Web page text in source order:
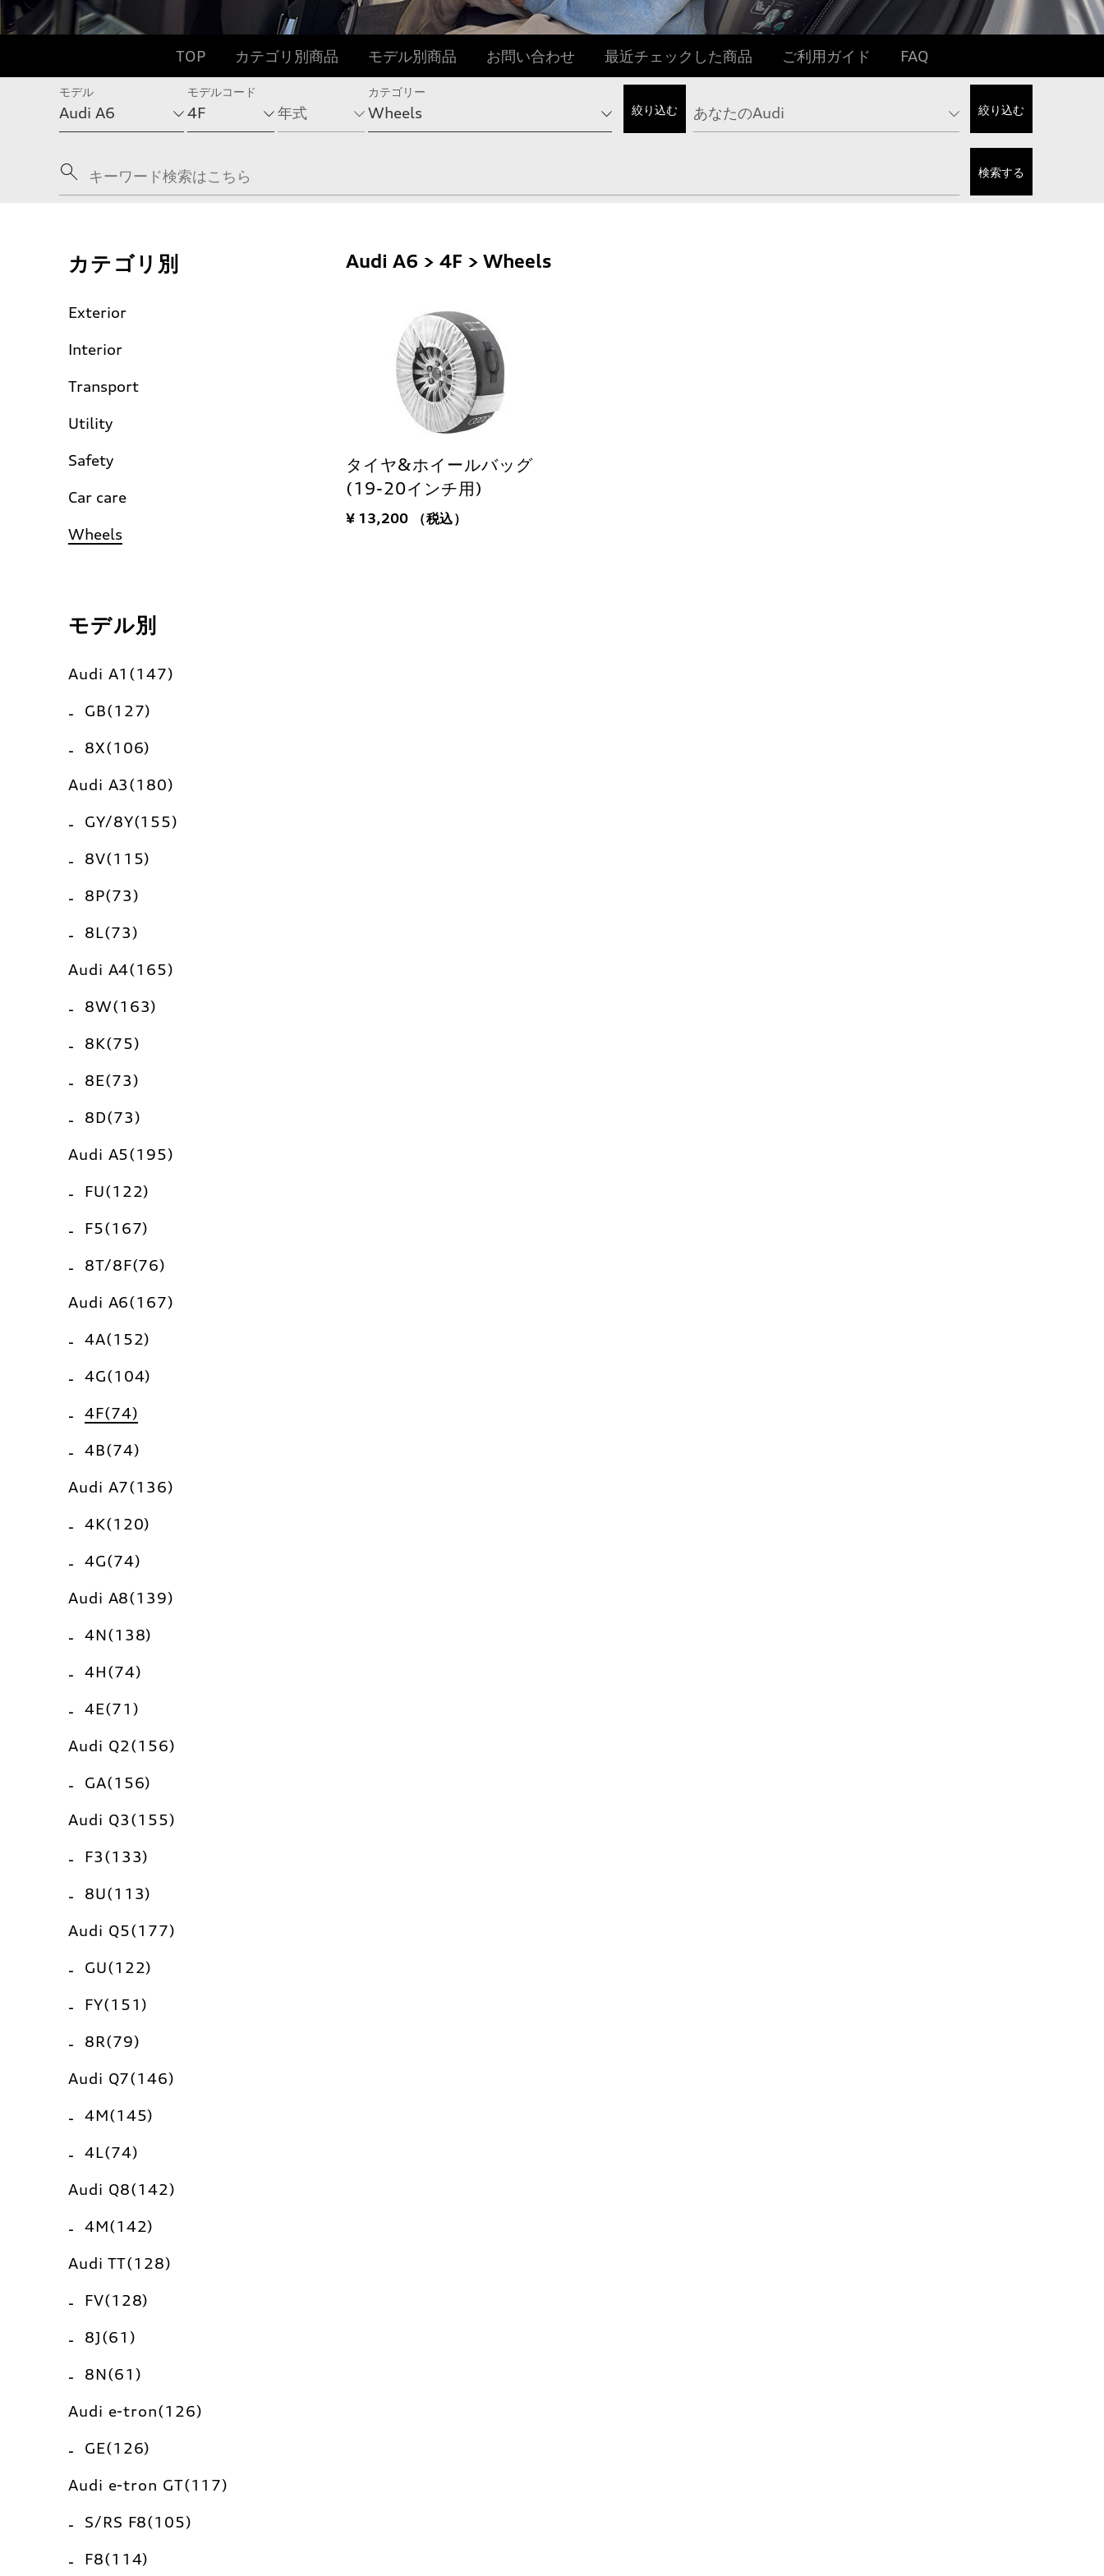
TOP カテゴリ別商品 モデル別商品 お問い合わせ 最近チェックした商品 ご利用ガイド FAQ
モデル モデルコード カテゴリー
カテゴリ別
Exterior
Interior
Transport
Utility
Safety
Car care
Wheels
モデル別
Audi A1(147)
GB(127)
8X(106)
Audi A3(180)
GY/8Y(155)
8V(115)
8P(73)
8L(73)
Audi A4(165)
8W(163)
8K(75)
8E(73)
8D(73)
Audi A5(195)
FU(122)
F5(167)
8T/8F(76)
Audi A6(167)
4A(152)
4G(104)
4F(74)
4B(74)
Audi A7(136)
4K(120)
4G(74)
Audi A8(139)
4N(138)
4H(74)
4E(71)
Audi Q2(156)
GA(156)
Audi Q3(155)
F3(133)
8U(113)
Audi Q5(177)
GU(122)
FY(151)
8R(79)
Audi Q7(146)
4M(145)
4L(74)
Audi Q8(142)
4M(142)
Audi TT(128)
FV(128)
8J(61)
8N(61)
Audi e-tron(126)
GE(126)
Audi e-tron GT(117)
S/RS F8(105)
F8(114)
Audi A6 > 4F > Wheels
タイヤ&ホイールバッグ
(19-20インチ用)
¥ 13,200 （税込）